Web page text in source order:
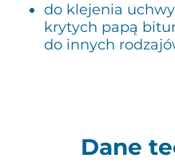
do klejenia
krytych papą
do innych
Dane